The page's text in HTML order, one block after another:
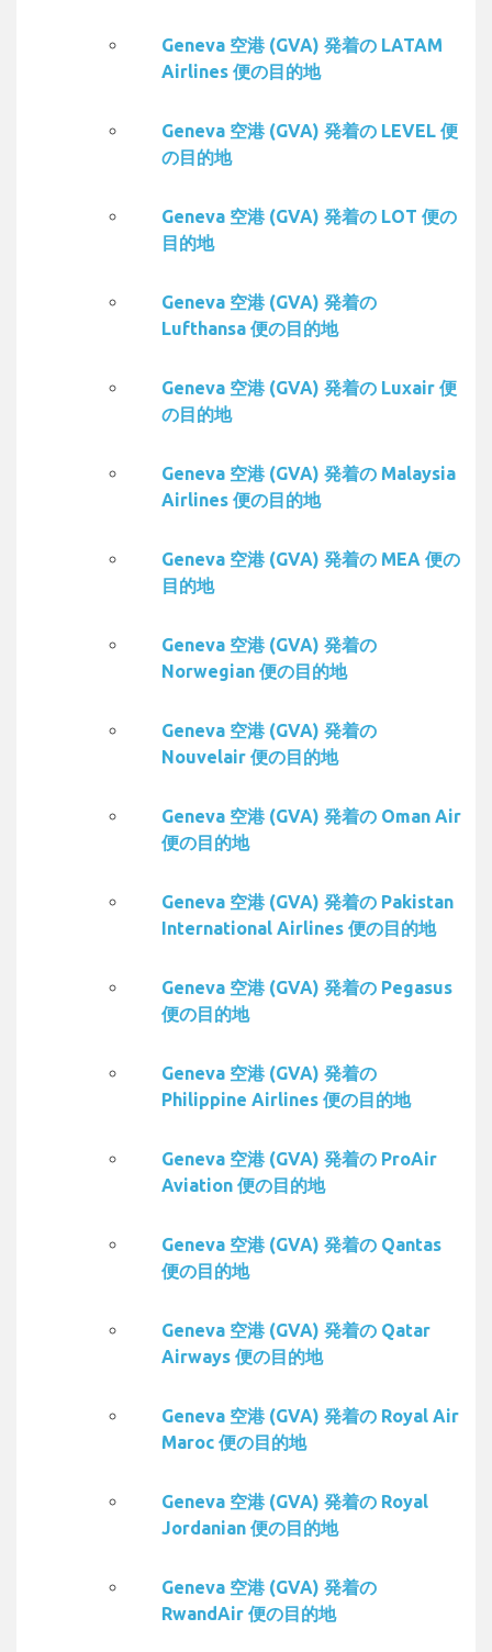
Geneva 空港 (GVA) 発着の LATAM
Airlines 便の目的地
Geneva 空港 (GVA) 発着の LEVEL 便
の目的地
Geneva 空港 (GVA) 発着の LOT 便の
目的地
Geneva 空港 (GVA) 発着の
Lufthansa 便の目的地
Geneva 空港 (GVA) 発着の Luxair 便
の目的地
Geneva 空港 (GVA) 発着の Malaysia
Airlines 便の目的地
Geneva 空港 (GVA) 発着の MEA 便の
目的地
Geneva 空港 (GVA) 発着の
Norwegian 便の目的地
Geneva 空港 (GVA) 発着の
Nouvelair 便の目的地
Geneva 空港 (GVA) 発着の Oman Air
便の目的地
Geneva 空港 (GVA) 発着の Pakistan
International Airlines 便の目的地
Geneva 空港 (GVA) 発着の Pegasus
便の目的地
Geneva 空港 (GVA) 発着の
Philippine Airlines 便の目的地
Geneva 空港 (GVA) 発着の ProAir
Aviation 便の目的地
Geneva 空港 (GVA) 発着の Qantas
便の目的地
Geneva 空港 (GVA) 発着の Qatar
Airways 便の目的地
Geneva 空港 (GVA) 発着の Royal Air
Maroc 便の目的地
Geneva 空港 (GVA) 発着の Royal
Jordanian 便の目的地
Geneva 空港 (GVA) 発着の
RwandAir 便の目的地